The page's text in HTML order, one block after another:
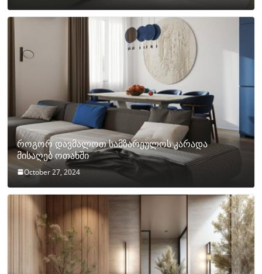
როგორ დავმალოთ სამზარეულოს კარადა
მისაღებ ოთახში
October 27, 2024